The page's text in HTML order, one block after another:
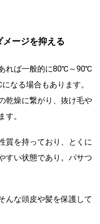
ージを抑える
れば一般的に80℃～90℃
なる場合もあります。
乾燥に繋がり、抜け毛や
す。
質を持っており、とくに
すい状態であり。パサつ
んな頭皮や髪を保護して